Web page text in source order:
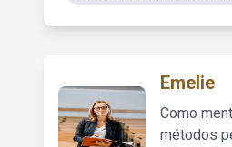
Emelie
Como
métodos